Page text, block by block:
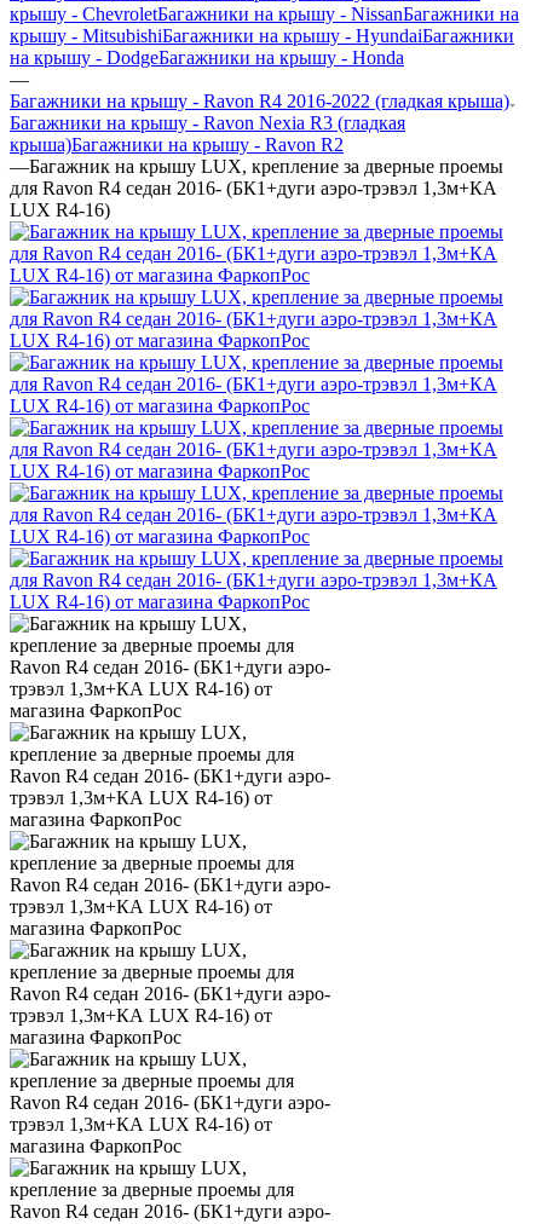
крышу - ChevroletБагажники на крышу - NissanБагажники на
крышу - MitsubishiБагажники на крышу - HyundaiБагажники
на крышу - DodgeБагажники на крышу - Honda
—
Багажники на крышу - Ravon R4 2016-2022 (гладкая крыша)
Багажники на крышу - Ravon Nexia R3 (гладкая
крыша)Багажники на крышу - Ravon R2
—Багажник на крышу LUX, крепление за дверные проемы
для Ravon R4 седан 2016- (БК1+дуги аэро-трэвэл 1,3м+КА
LUX R4-16)